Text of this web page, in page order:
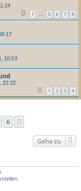
1 … 5 6 7 8
10:53
22:32
1 2 3 4
6
Gehe zu